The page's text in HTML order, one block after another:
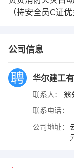
（持安全员C证优
公司信息
华尔建工
联系人： 翁
联系电话：
公司地址：